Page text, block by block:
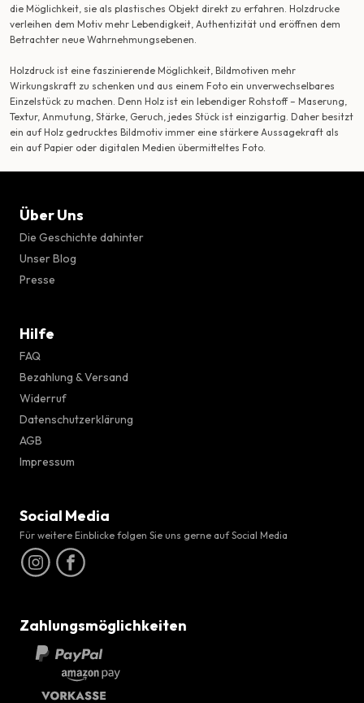
die Möglichkeit, sie als plastisches Objekt direkt zu erfahren. Holzdrucke
verleihen dem Motiv mehr Lebendigkeit, Authentizität und eröffnen dem
Betrachter neue Wahrnehmungsebenen.
Holzdruck ist eine faszinierende Möglichkeit, Bildmotiven mehr
Wirkungskraft zu schenken und aus einem Foto ein unverwechselbares
Einzelstück zu machen. Denn Holz ist ein lebendiger Rohstoff – Maserung,
Textur, Anmutung, Stärke, Geruch, jedes Stück ist einzigartig. Daher besitzt
ein auf Holz gedrucktes Bildmotiv immer eine stärkere Aussagekraft als
ein auf Papier oder digitalen Medien übermitteltes Foto.
Über Uns
Die Geschichte dahinter
Unser Blog
Presse
Hilfe
FAQ
Bezahlung & Versand
Widerruf
Datenschutzerklärung
AGB
Impressum
Social Media
Für weitere Einblicke folgen Sie uns gerne auf Social Media
Zahlungsmöglichkeiten